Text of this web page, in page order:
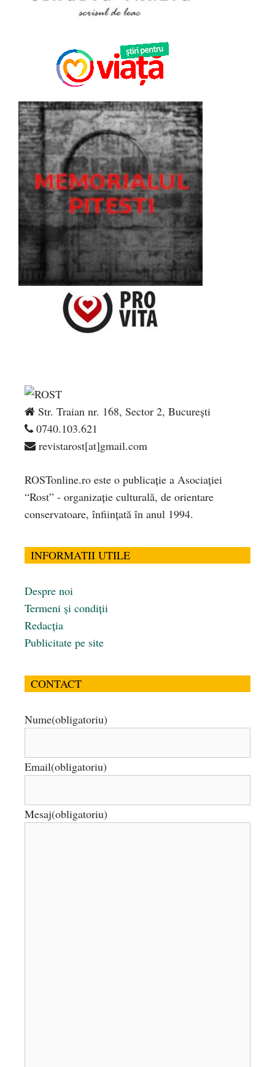
Str. Traian nr. 168, Sector 2, București
0740.103.621
revistarost[at]gmail.com
ROSTonline.ro este o publicaţie a Asociaţiei
“Rost” - organizaţie culturală, de orientare
conservatoare, înfiinţată în anul 1994.
INFORMATII UTILE
Despre noi
Termeni și condiții
Redacția
Publicitate pe site
CONTACT
Nume(obligatoriu)
Email(obligatoriu)
Mesaj(obligatoriu)